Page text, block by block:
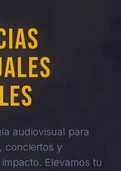
audiovisual para
conciertos y
Elevamos tu